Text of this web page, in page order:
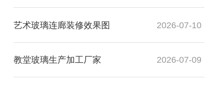
艺术玻璃连廊装修效果图 2026-07-10
教堂玻璃生产加工厂家 2026-07-09